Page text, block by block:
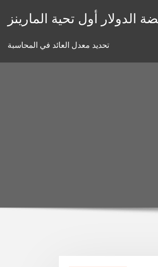
الدولار أول تحية المارينز
تحديد معدل العائد في المحاسبة